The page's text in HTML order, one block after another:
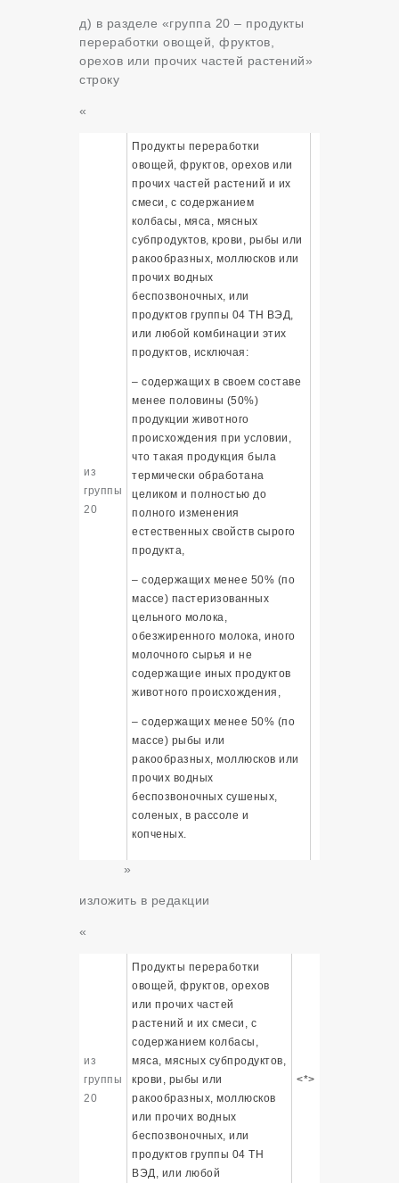
д) в разделе «группа 20 – продукты
переработки овощей, фруктов,
орехов или прочих частей растений»
строку
«
из
группы
20
Продукты переработки
овощей, фруктов, орехов или
прочих частей растений и их
смеси, с содержанием
колбасы, мяса, мясных
субпродуктов, крови, рыбы или
ракообразных, моллюсков или
прочих водных
беспозвоночных, или
продуктов группы 04 ТН ВЭД,
или любой комбинации этих
продуктов, исключая:
– содержащих в своем составе
менее половины (50%)
продукции животного
происхождения при условии,
что такая продукция была
термически обработана
целиком и полностью до
полного изменения
естественных свойств сырого
продукта,
– содержащих менее 50% (по
массе) пастеризованных
цельного молока,
обезжиренного молока, иного
молочного сырья и не
содержащие иных продуктов
животного происхождения,
– содержащих менее 50% (по
массе) рыбы или
ракообразных, моллюсков или
прочих водных
беспозвоночных сушеных,
соленых, в рассоле и
копченых.
»
изложить в редакции
«
из
группы
20
Продукты переработки
овощей, фруктов, орехов
или прочих частей
растений и их смеси, с
содержанием колбасы,
мяса, мясных субпродуктов,
крови, рыбы или
ракообразных, моллюсков
или прочих водных
беспозвоночных, или
продуктов группы 04 ТН
ВЭД, или любой
<*>